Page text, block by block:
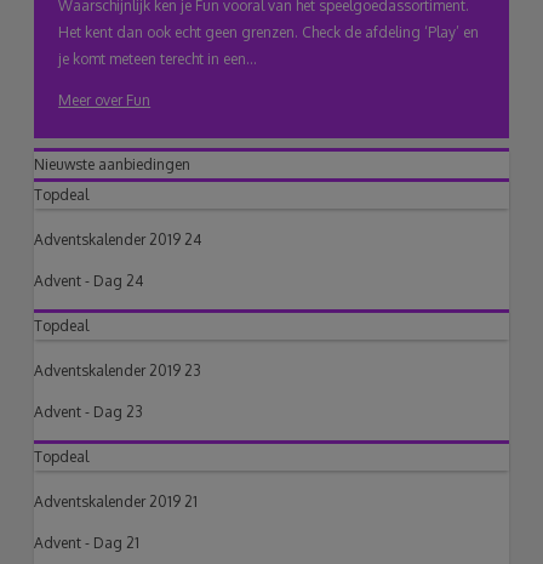
Waarschijnlijk ken je Fun vooral van het speelgoedassortiment.
Het kent dan ook echt geen grenzen. Check de afdeling ‘Play’ en
je komt meteen terecht in een...
Meer over Fun
Nieuwste aanbiedingen
Topdeal
Adventskalender 2019 24
Advent - Dag 24
Topdeal
Adventskalender 2019 23
Advent - Dag 23
Topdeal
Adventskalender 2019 21
Advent - Dag 21